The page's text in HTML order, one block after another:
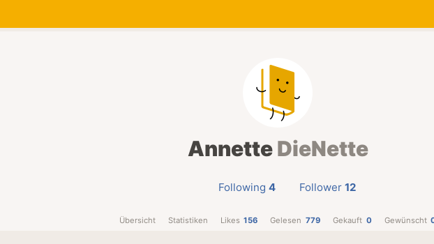
AnnetteDieNette
Following 4 Follower 12
Übersicht Statistiken Likes 156 Gelesen 779 Gekauft 0 Gewünscht